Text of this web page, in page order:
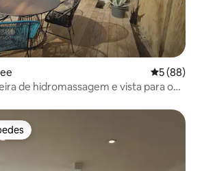
5 de uma
5 (88)
de hidromassagem e vista para o